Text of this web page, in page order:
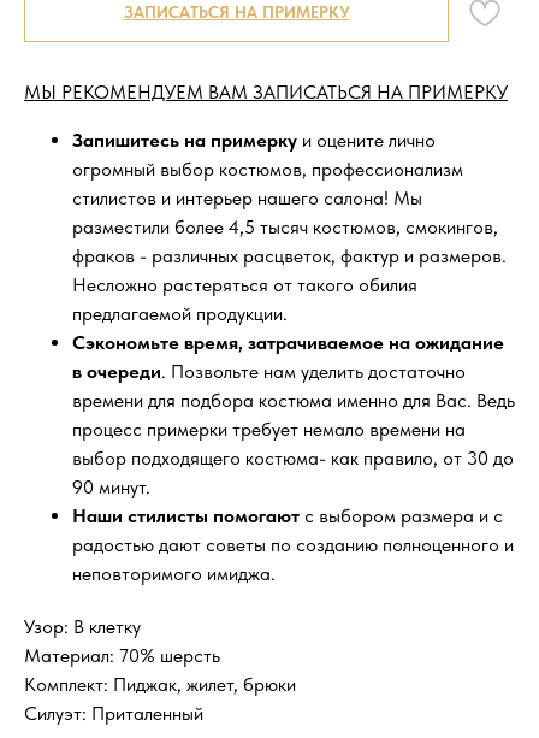
ЗАПИСАТЬСЯ НА ПРИМЕРКУ
МЫ РЕКОМЕНДУЕМ ВАМ ЗАПИСАТЬСЯ НА ПРИМЕРКУ
Запишитесь на примерку и оцените лично
огромный выбор костюмов, профессионализм
стилистов и интерьер нашего салона! Мы
разместили более 4,5 тысяч костюмов, смокингов,
фраков - различных расцветок, фактур и размеров.
Несложно растеряться от такого обилия
предлагаемой продукции.
Сэкономьте время, затрачиваемое на ожидание
в очереди. Позвольте нам уделить достаточно
времени для подбора костюма именно для Вас. Ведь
процесс примерки требует немало времени на
выбор подходящего костюма- как правило, от 30 до
90 минут.
Наши стилисты помогают с выбором размера и с
радостью дают советы по созданию полноценного и
неповторимого имиджа.
Узор: В клетку
Материал: 70% шерсть
Комплект: Пиджак, жилет, брюки
Силуэт: Приталенный